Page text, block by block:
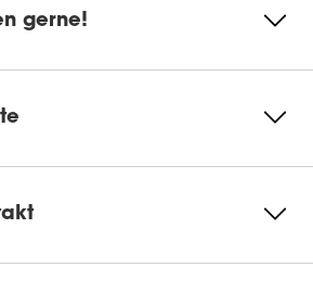
gerne!